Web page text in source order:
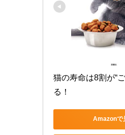
猫の寿命は8割が“
る！
Amazonで